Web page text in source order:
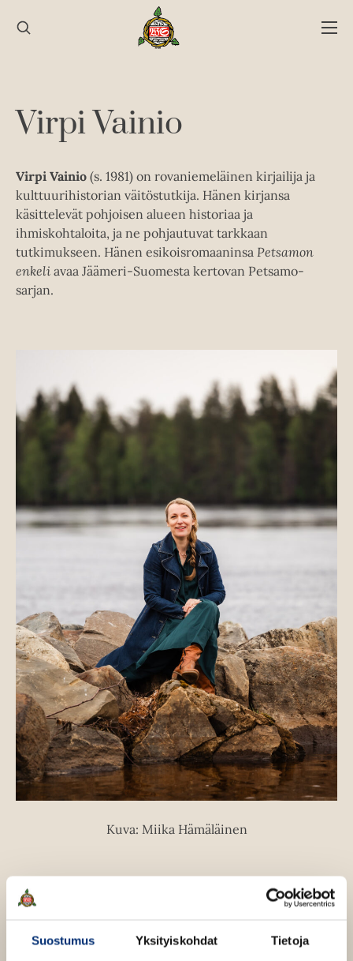
Suostumus Yksityiskohdat Tietoja
sisältöön
Virpi Vainio
Virpi Vainio (s. 1981) on rovaniemeläinen kirjailija ja
kulttuurihistorian väitöstutkija. Hänen kirjansa
käsittelevät pohjoisen alueen historiaa ja
ihmiskohtaloita, ja ne pohjautuvat tarkkaan
tutkimukseen. Hänen esikoisromaaninsa Petsamon
enkeli avaa Jäämeri-Suomesta kertovan Petsamo-
sarjan.
Kuva: Miika Hämäläinen